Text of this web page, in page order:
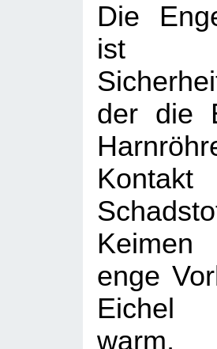
Die
der die
enge
Eichel
warm,